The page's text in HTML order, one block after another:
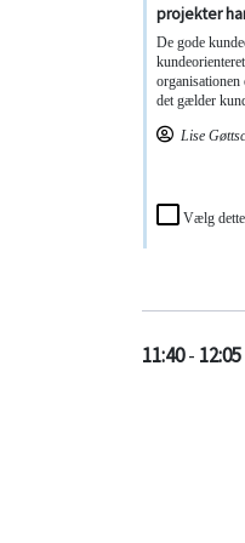
projekter
De gode
det gælder
Lise
Vælg
11:40- 12:05